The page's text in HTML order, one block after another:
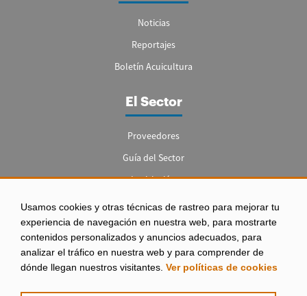
Usamos cookies y otras técnicas de rastreo para mejorar tu
experiencia de navegación en nuestra web, para mostrarte
contenidos personalizados y anuncios adecuados, para
analizar el tráfico en nuestra web y para comprender de
dónde llegan nuestros visitantes. Ver políticas de cookies
Noticias
Reportajes
Boletín Acuicultura
El Sector
Proveedores
Guía del Sector
Legislación
Empleo
Aviso legal
|